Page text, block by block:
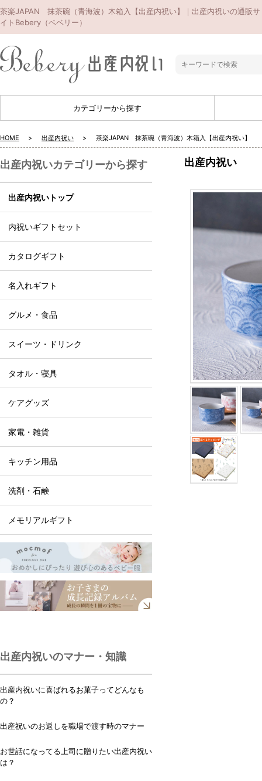
茶楽JAPAN 抹茶碗（青海波）木箱入【出産内祝い】｜出産内祝いの通販サ
イトBebery（ベベリー）
カテゴリーから探す
HOME 出産内祝い 茶楽JAPAN 抹茶碗（青海波）木箱入【出産内祝い】
出産内祝い
出産内祝いカテゴリーから探す
出産内祝いトップ
内祝いギフトセット
カタログギフト
名入れギフト
グルメ・食品
スイーツ・ドリンク
タオル・寝具
ケアグッズ
家電・雑貨
キッチン用品
洗剤・石鹸
メモリアルギフト
出産内祝いのマナー・知識
出産内祝いに喜ばれるお菓子ってどんなも
の？
出産祝いのお返しを職場で渡す時のマナー
お世話になってる上司に贈りたい出産内祝い
は？